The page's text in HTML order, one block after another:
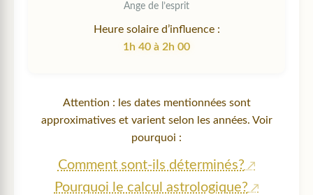
Ange de l’esprit
Heure solaire d’influence :
1h 40 à 2h 00
Attention : les dates mentionnées sont
approximatives et varient selon les années. Voir
pourquoi :
Comment sont-ils déterminés?
Pourquoi le calcul astrologique?